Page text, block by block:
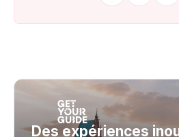
Des expériences